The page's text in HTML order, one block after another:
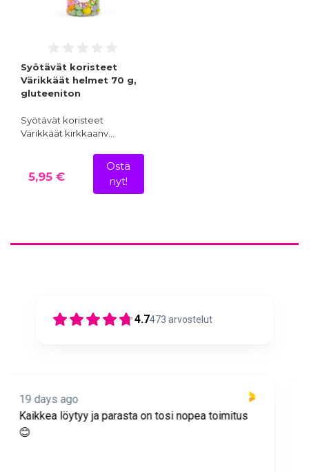
Syötävät koristeet
Värikkäät helmet 70 g,
gluteeniton
Syötävät koristeet
Värikkäät kirkkaanv…
5,95 €
Osta
nyt!
4.7473 arvostelut
19 days ago
Nopea toimitus ja super asiakaspalvelua 🩷